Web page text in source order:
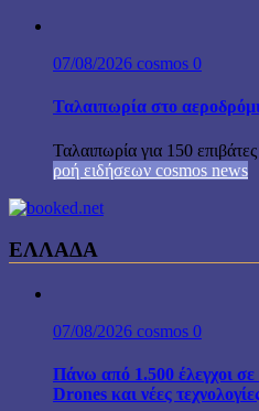
07/08/2026 cosmos 0
Ταλαιπωρία στο
Ταλαιπωρία για 150
ροή ειδήσεων cosmos news
ΕΛΛΑΔΑ
07/08/2026 cosmos 0
Πάνω από 1.500 έλεγχοι
Drones και νέες